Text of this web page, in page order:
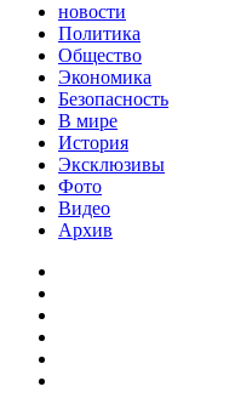
новости
Политика
Общество
Экономика
Безопасность
В мире
История
Эксклюзивы
Фото
Видео
Архив